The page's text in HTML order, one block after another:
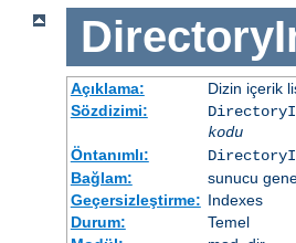
Açıklama:
Dizin içerik
Sözdizimi:
kodu
Öntanımlı:
Bağlam:
sunucu
Geçersizleştirme: Indexes
Durum:
Temel